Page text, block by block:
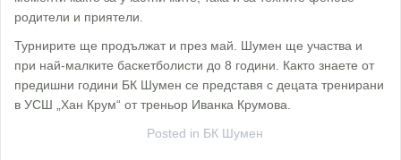
родители и приятели.
Турнирите ще продължат и през май. Шумен ще участва и
при най-малките баскетболисти до 8 години. Както знаете от
предишни години БК Шумен се представя с децата тренирани
в УСШ „Хан Крум“ от треньор Иванка Крумова.
Posted in БК Шумен